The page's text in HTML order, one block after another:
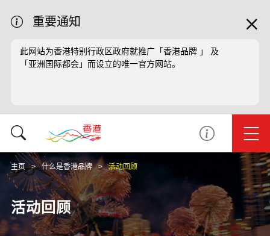
重要通知
此网站为香港特别行政区政府就推广「香港品牌 」 及
「亚洲国际都会」而设立的唯一官方网站。
主页 什么是香港品牌 活动回顾
活动回顾